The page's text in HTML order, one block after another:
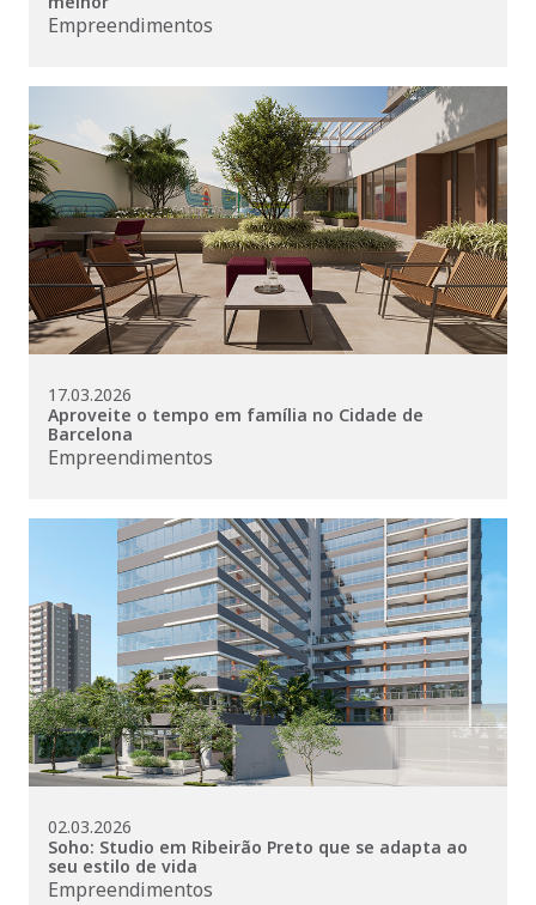
Empreendimentos
17.03.2026
Aproveite o tempo em família no Cidade de
Barcelona
Empreendimentos
02.03.2026
Soho: Studio em Ribeirão Preto que se adapta ao
seu estilo de vida
Empreendimentos